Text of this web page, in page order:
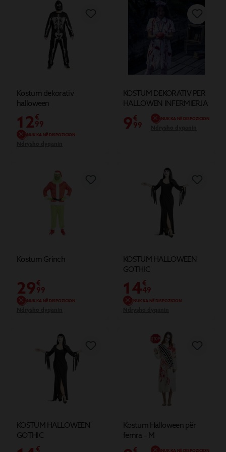
Kostum dekorativ
halloween
12€
99
NUK KA NË DISPOZICION
KOSTUM DEKORATIV PER
HALLOWEN INFERMIERJA
ZOMBIE L
9€
99
NUK KA NË DISPOZICION
Kostum Grinch
29€
99
NUK KA NË DISPOZICION
KOSTUM HALLOWEEN
GOTHIC
14€
49
NUK KA NË DISPOZICION
KOSTUM HALLOWEEN
GOTHIC
€
Kostum Halloween për
femra – M
€ NUK KA NË DISPOZICION